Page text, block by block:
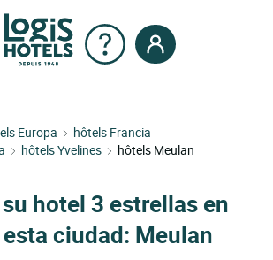
Europa
hôtels Francia
hôtels Yvelines hôtels Meulan
hotel 3 estrellas en
ciudad: Meulan